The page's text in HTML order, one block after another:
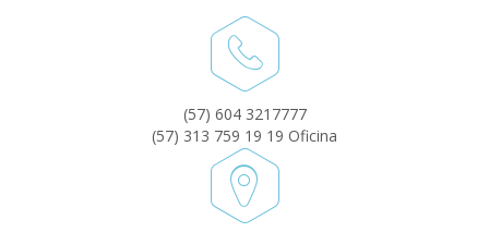
(57) 604 3217777
(57) 313 759 19 19 Oficina